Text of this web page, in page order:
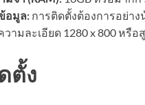
อมูล: การติดตั้งต้องการอย่าง
วามละเอียด 1280 x 800 หรือ
ตั้ง